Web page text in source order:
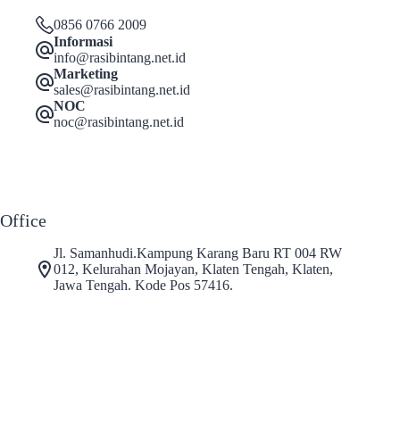
0856 0766 2009
Informasi
info@rasibintang.net.id
Marketing
sales@rasibintang.net.id
NOC
noc@rasibintang.net.id
Office
Jl. Samanhudi.Kampung Karang Baru RT 004 RW
012, Kelurahan Mojayan, Klaten Tengah, Klaten,
Jawa Tengah. Kode Pos 57416.